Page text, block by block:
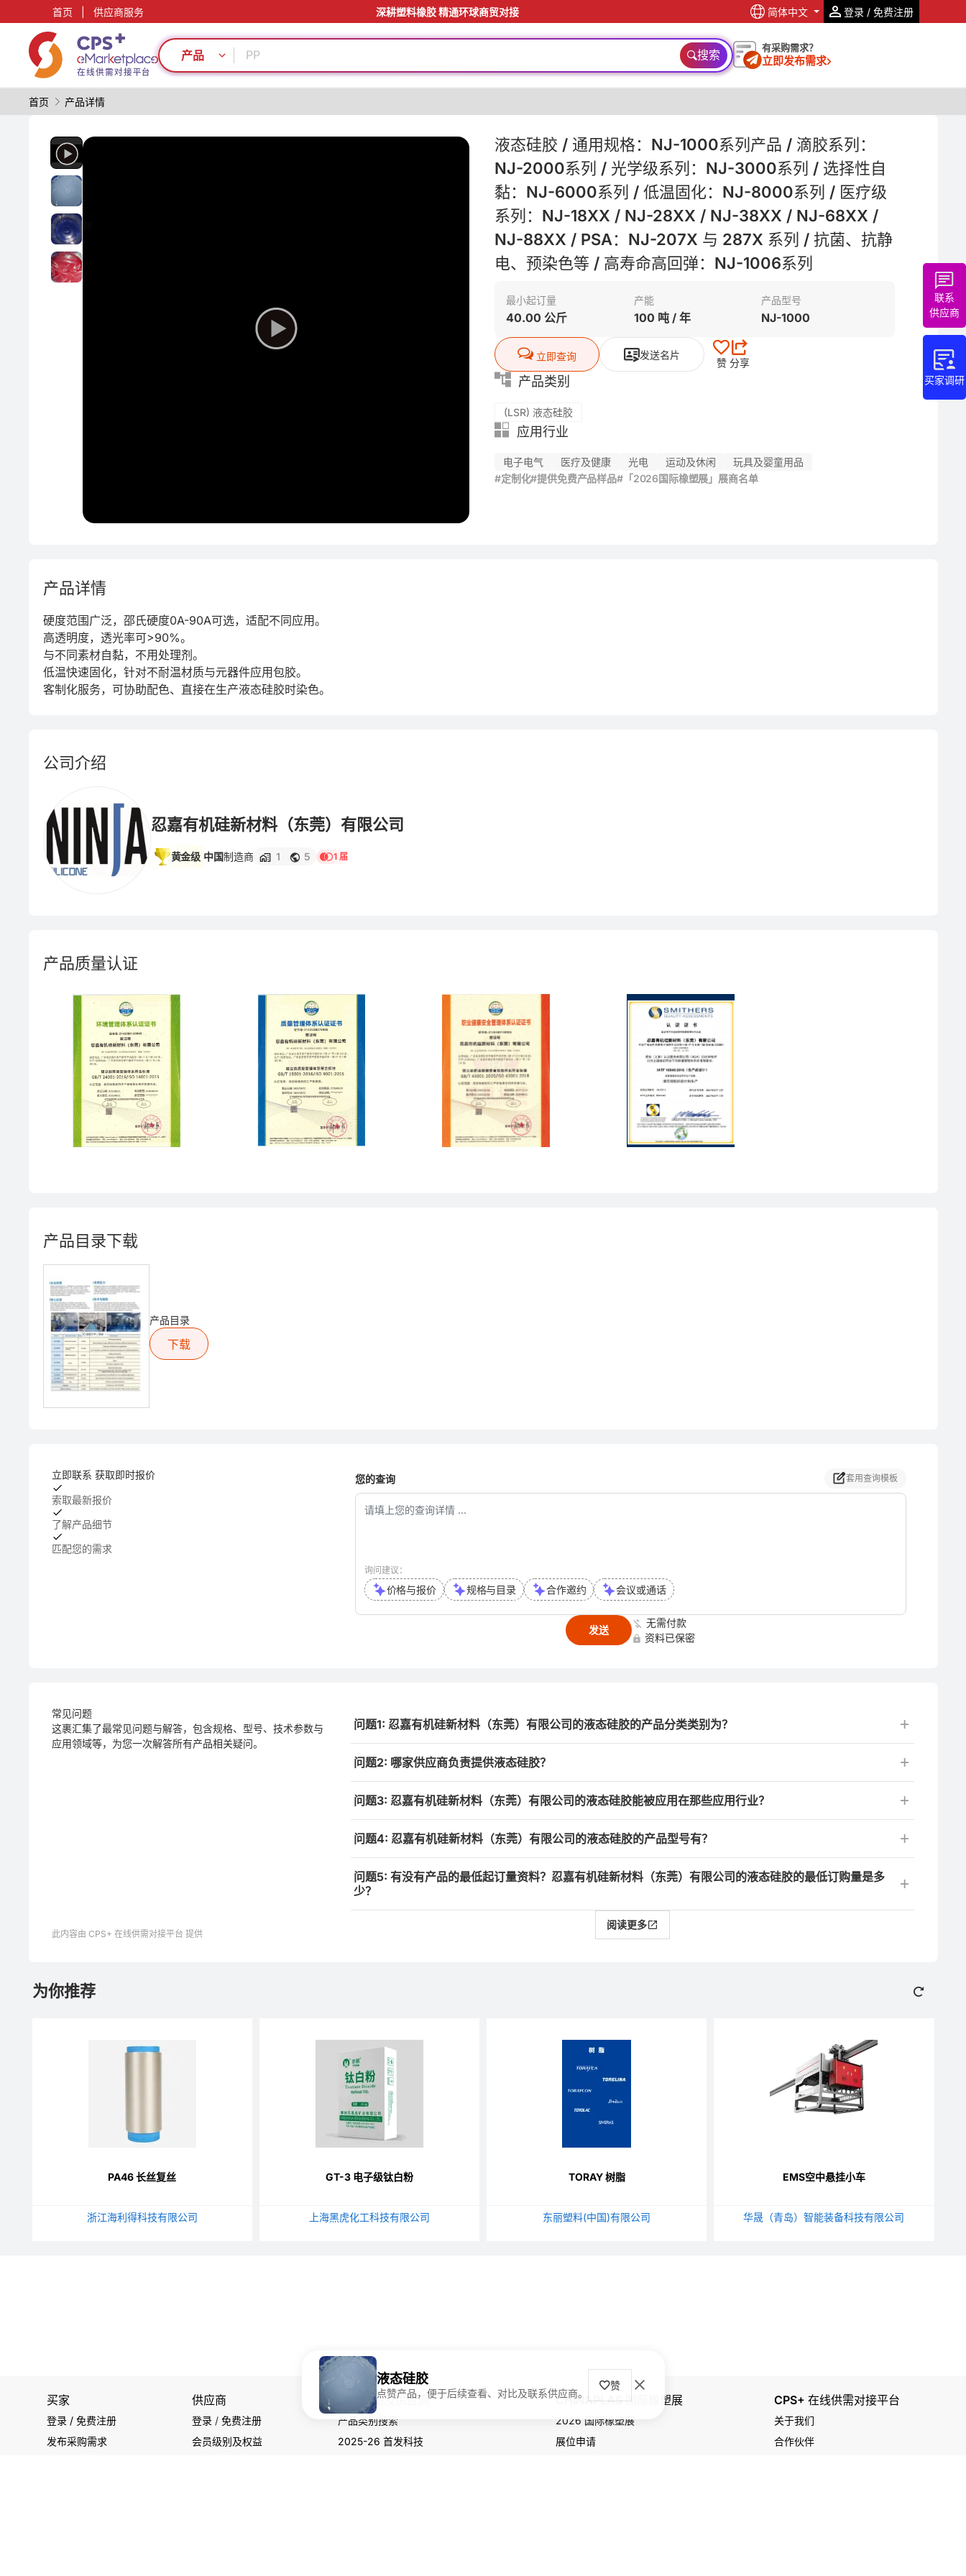
首页 供应商服务 深耕塑料橡胶 精通环球商贸对接 简体中文 登录 / 免费注册
产品
绿色成型方案
PP
碳纤维复合材料
环保
PVC
模具
功能材料
搜索 有采购需求？
立即发布需求
首页 产品详情
买家调研
联系
供应商
液态硅胶 / 通用规格：NJ-1000系列产品 / 滴胶系列：
NJ-2000系列 / 光学级系列：NJ-3000系列 / 选择性自
黏：NJ-6000系列 / 低温固化：NJ-8000系列 / 医疗级
系列：NJ-18XX / NJ-28XX / NJ-38XX / NJ-68XX /
NJ-88XX / PSA：NJ-207X 与 287X 系列 / 抗菌、抗静
电、预染色等 / 高寿命高回弹：NJ-1006系列
最小起订量
40.00 公斤
产能
100 吨 / 年
产品型号
NJ-1000
立即查询 发送名片
赞 分享
产品类别
(LSR) 液态硅胶
应用行业
电子电气 医疗及健康 光电 运动及休闲
玩具及婴童用品
#定制化#提供免费产品样品#「2026国际橡塑展」展商名单
产品详情
硬度范围广泛，邵氏硬度0A-90A可选，适配不同应用。
高透明度，透光率可>90%。
与不同素材自黏，不用处理剂。
低温快速固化，针对不耐温材质与元器件应用包胶。
客制化服务，可协助配色、直接在生产液态硅胶时染色。
公司介绍
忍嘉有机硅新材料（东莞）有限公司
黄金级 中国制造商 1 5 1 届
产品质量认证
产品目录下载
产品目录
下载
立即联系 获取即时报价
索取最新报价
了解产品细节
匹配您的需求
您的查询 套用查询模板
询问建议：
价格与报价 规格与目录 合作邀约 会议或通话
发送
无需付款
资料已保密
常见问题
这裹汇集了最常见问题与解答，包含规格、型号、技术参数与
应用领域等，为您一次解答所有产品相关疑问。
问题1: 忍嘉有机硅新材料（东莞）有限公司的液态硅胶的产品分类类别为？
问题2: 哪家供应商负责提供液态硅胶？
问题3: 忍嘉有机硅新材料（东莞）有限公司的液态硅胶能被应用在那些应用行业？
问题4: 忍嘉有机硅新材料（东莞）有限公司的液态硅胶的产品型号有？
问题5: 有没有产品的最低起订量资料？忍嘉有机硅新材料（东莞）有限公司的液态硅胶的最低订购量是多
少？
阅读更多
此内容由 CPS+ 在线供需对接平台 提供
液态硅胶
点赞产品，便于后续查看、对比及联系供应商。
赞
为你推荐
PA46 长丝复丝
浙江海利得科技有限公司
GT-3 电子级钛白粉
上海黑虎化工科技有限公司
TORAY 树脂
东丽塑料(中国)有限公司
EMS空中悬挂小车
华晟（青岛）智能装备科技有限公司
买家
登录 / 免费注册
发布采购需求
供应商
登录 /免费注册
会员级别及权益
寻找产品及供应商
产品类别搜索
2025-26 首发科技
CHINAPLAS 国际橡塑展
2026 国际橡塑展
展位申请
CPS+ 在线供需对接平台
关于我们
合作伙伴